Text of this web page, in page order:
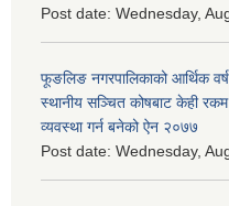
Post date: Wednesday,
फूङलिङ नगरपालिकाको आर्थिक
स्थानीय सञ्चित कोषबाट केही रकम
व्यवस्था गर्न बनेको ऐन २०७७
Post date: Wednesday,